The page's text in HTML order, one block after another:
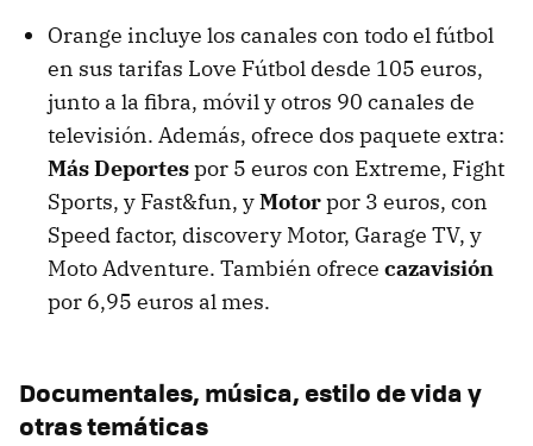
Orange incluye los canales con todo el fútbol
en sus tarifas Love Fútbol desde 105 euros,
junto a la fibra, móvil y otros 90 canales de
televisión. Además, ofrece dos paquete extra:
Más Deportespor 5 euros con Extreme, Fight
Sports, y Fast&fun, yMotorpor 3 euros, con
Speed factor, discovery Motor, Garage TV, y
Moto Adventure. También ofrece cazavisión
por 6,95 euros al mes.
Documentales, música, estilo de vida y
otras temáticas